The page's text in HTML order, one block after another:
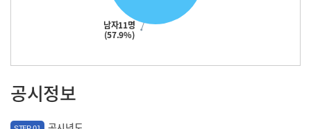
남자11명
(57.9%)
공시정보